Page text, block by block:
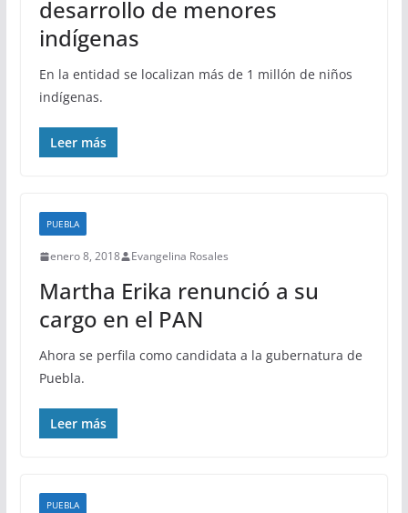
desarrollo de menores
indígenas
En la entidad se localizan más de 1 millón de niños
indígenas.
Leer más
PUEBLA
enero 8, 2018 Evangelina Rosales
Martha Erika renunció a su
cargo en el PAN
Ahora se perfila como candidata a la gubernatura de
Puebla.
Leer más
PUEBLA